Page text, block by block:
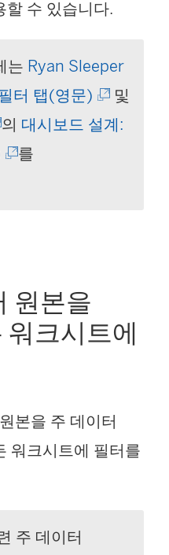
할 수 있습니다.
는 Ryan Sleeper(
링
림
터 탭(영문) (
링
열
및
의 대시보드 설계:
(
창
에
림
)
를
원본을
워크시트에
본을 주 데이터
워크시트에 필터를
주 데이터